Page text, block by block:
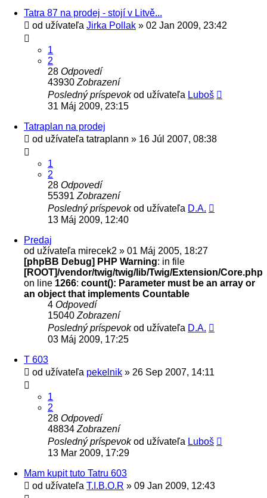
Tatra 87 na prodej - stojí v Litvě...
od užívateľa Jirka Pollak » 02 Jan 2009, 23:42
1
2
28 Odpovedí
43930 Zobrazení
Posledný príspevokod užívateľa Luboš
31 Máj 2009, 23:15
Tatraplan na prodej
od užívateľa tatraplann » 16 Júl 2007, 08:38
1
2
28 Odpovedí
55391 Zobrazení
Posledný príspevokod užívateľa D.A.
13 Máj 2009, 12:40
Predaj
od užívateľa mirecek2 » 01 Máj 2005, 18:27
[phpBB Debug] PHP Warning: in file
[ROOT]/vendor/twig/twig/lib/Twig/Extension/Core.php
on line 1266: count(): Parameter must be an array or
an object that implements Countable
4 Odpovedí
15040 Zobrazení
Posledný príspevokod užívateľa D.A.
03 Máj 2009, 17:25
T 603
od užívateľa pekelnik » 26 Sep 2007, 14:11
1
2
28 Odpovedí
48834 Zobrazení
Posledný príspevokod užívateľa Luboš
13 Mar 2009, 17:29
Mam kupit tuto Tatru 603
od užívateľa T.I.B.O.R » 09 Jan 2009, 12:43